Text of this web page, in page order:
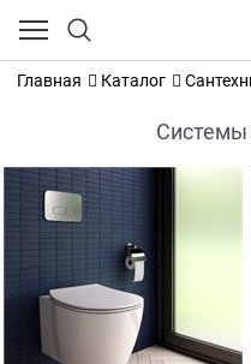
Главная Каталог
Системы